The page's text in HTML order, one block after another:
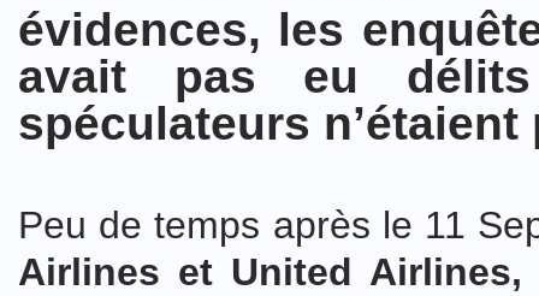
évidences, les
avait pas eu
spéculateurs
Peu de temps après le 11
Airlines et United